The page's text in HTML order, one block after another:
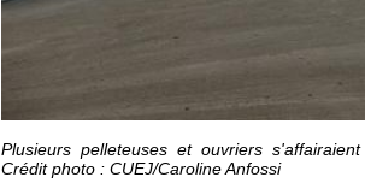
Plusieurs pelleteuses et ouvriers
Crédit photo : CUEJ/Caroline Anfossi